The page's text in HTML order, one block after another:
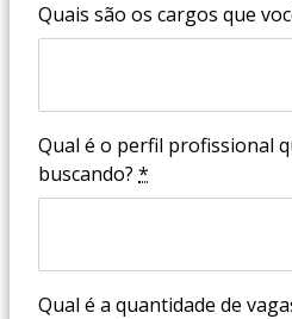
Quais são os cargos que
Qual é o perfil profissional
buscando? *
Qual é a quantidade de